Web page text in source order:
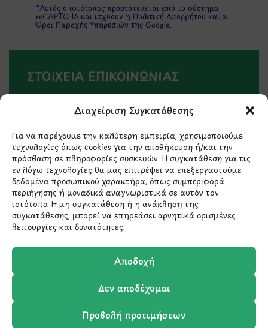
Διαχείριση Συγκατάθεσης
Για να παρέχουμε την καλύτερη εμπειρία, χρησιμοποιούμε
τεχνολογίες όπως cookies για την αποθήκευση ή/και την
πρόσβαση σε πληροφορίες συσκευών. Η συγκατάθεση για τις
εν λόγω τεχνολογίες θα μας επιτρέψει να επεξεργαστούμε
δεδομένα προσωπικού χαρακτήρα, όπως συμπεριφορά
περιήγησης ή μοναδικά αναγνωριστικά σε αυτόν τον
ιστότοπο. Η μη συγκατάθεση ή η ανάκληση της
συγκατάθεσης, μπορεί να επηρεάσει αρνητικά ορισμένες
λειτουργίες και δυνατότητες.
Αποδοχή
Δεν αποδέχομαι
Προβολή προτιμήσεων
*Αυτός ο ιστότοπος προστατεύεται από το σύστημα
reCAPTCHA και ισχύουν η Πολιτική Απορρήτου και οι
Όροι Παροχής Υπηρεσιώντης Google.
ΣΤΟΙΧΕΙΑ ΕΠΙΚΟΙΝΩΝΙΑΣ
Holargos Center (Ισόγειο)
Χολαργός 15561
210 6522282
info@ypografi.com
Έχετε ερωτήσεις σχετικά με ένα προϊόν ή μια
παραγγελία; Στείλτε μας ένα email και θα